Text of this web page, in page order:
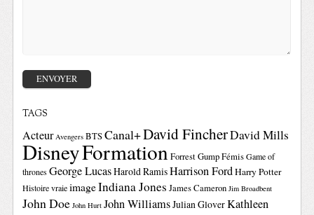
TAGS
Acteur Avengers BTSCanal+David FincherDavid Mills
DisneyFormationForrest GumpFémis Game of
thrones George LucasHarold RamisHarrison FordHarry Potter
Histoire vraie imageIndiana Jones James Cameron Jim Broadbent
John Doe John Hurt John WilliamsJulian GloverKathleen